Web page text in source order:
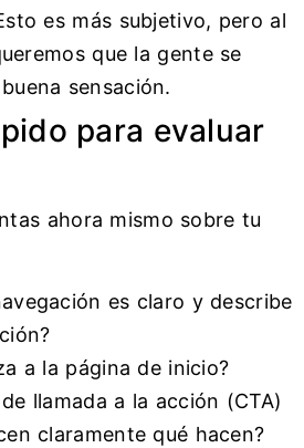
es más subjetivo, pero al
que la gente se
sensación.
para evaluar
ahora mismo sobre tu
es claro y describe
a la página de inicio?
llamada a la acción (CTA)
claramente qué hacen?